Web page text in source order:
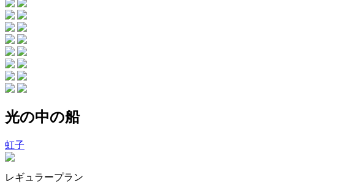
光の中の船
虹子
レギュラープラン